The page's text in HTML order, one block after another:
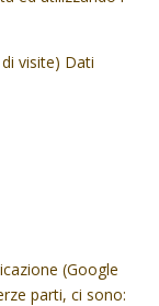
visite) Dati
(Google
parti, ci sono: